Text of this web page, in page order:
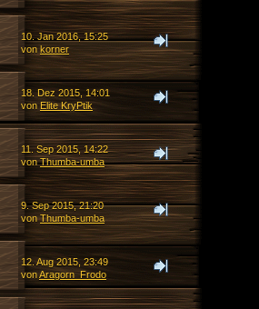
10. Jan 2016, 15:25
vonkorner
18. Dez 2015, 14:01
vonElite KryPtik
11. Sep 2015, 14:22
vonThumba-umba
9. Sep 2015, 21:20
vonThumba-umba
12. Aug 2015, 23:49
vonAragorn_Frodo